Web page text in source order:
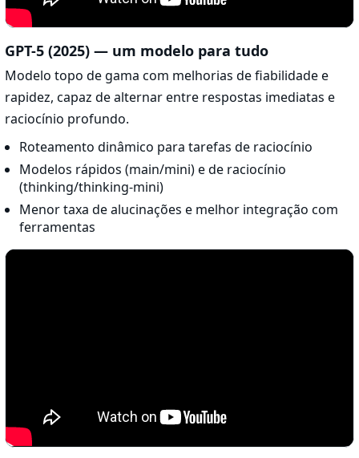
GPT-5 (2025) — um modelo para tudo
Modelo topo de gama com melhorias de fiabilidade e
rapidez, capaz de alternar entre respostas imediatas e
raciocínio profundo.
Roteamento dinâmico para tarefas de raciocínio
Modelos rápidos (main/mini) e de raciocínio
(thinking/thinking-mini)
Menor taxa de alucinações e melhor integração com
ferramentas